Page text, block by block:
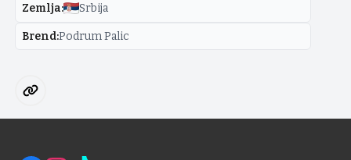
Zemlja: Srbija
Brend:Podrum Palic